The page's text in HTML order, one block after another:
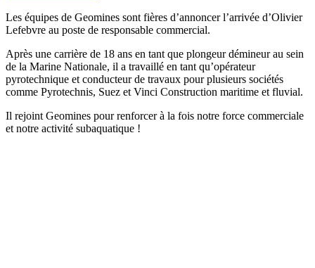
Les équipes de Geomines sont fières d’annoncer l’arrivée d’Olivier
Lefebvre au poste de responsable commercial.
Après une carrière de 18 ans en tant que plongeur démineur au sein
de la Marine Nationale, il a travaillé en tant qu’opérateur
pyrotechnique et conducteur de travaux pour plusieurs sociétés
comme Pyrotechnis, Suez et Vinci Construction maritime et fluvial.
Il rejoint Geomines pour renforcer à la fois notre force commerciale
et notre activité subaquatique !